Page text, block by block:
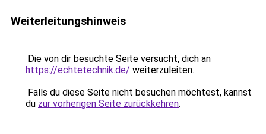
Weiterleitungshinweis
Die von dir besuchte Seite versucht, dich an
https://echtetechnik.de/ weiterzuleiten.
Falls du diese Seite nicht besuchen möchtest, kannst
du zur vorherigen Seite zurückkehren.